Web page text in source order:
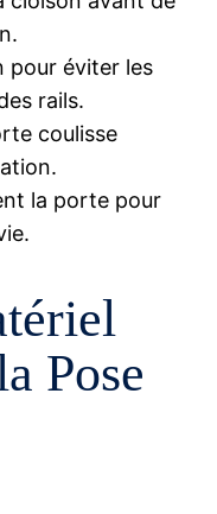
pour éviter les
rails.
coulisse
la porte pour
Pose